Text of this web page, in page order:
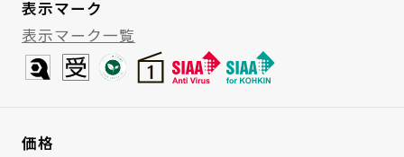
表示マーク
表示マーク一覧
価格